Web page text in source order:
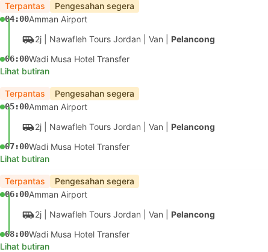
Terpantas Pengesahan segera
04:00Amman Airport
2j | Nawafleh Tours Jordan Van Pelancong
06:00Wadi Musa Hotel Transfer
Lihat butiran
Terpantas Pengesahan segera
05:00Amman Airport
2j | Nawafleh Tours Jordan Van Pelancong
07:00Wadi Musa Hotel Transfer
Lihat butiran
Terpantas Pengesahan segera
06:00Amman Airport
2j | Nawafleh Tours Jordan Van Pelancong
08:00Wadi Musa Hotel Transfer
Lihat butiran